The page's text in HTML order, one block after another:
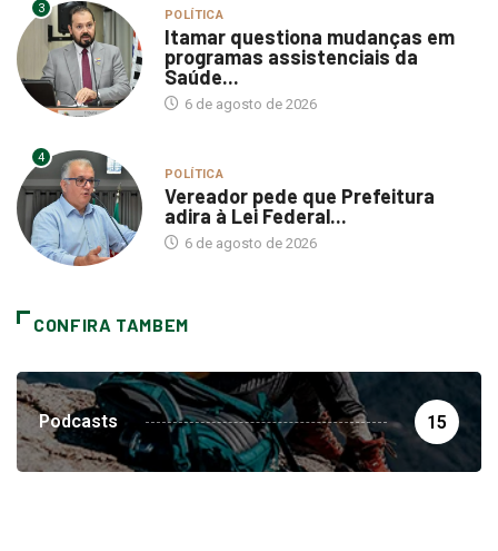
3 POLÍTICA
Itamar questiona mudanças em
programas assistenciais da
Saúde...
6 de agosto de 2026
4
POLÍTICA
Vereador pede que Prefeitura
adira à Lei Federal...
6 de agosto de 2026
CONFIRA TAMBEM
Podcasts 15